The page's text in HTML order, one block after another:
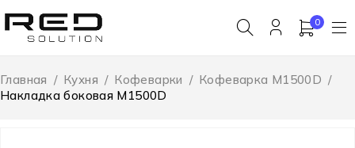
0
Главная / Кухня / Кофеварки / Кофеварка M1500D /
Накладка боковая M1500D